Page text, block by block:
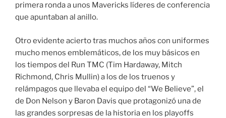
primera ronda a unos Mavericks líderes de conferencia
que apuntaban al anillo.
Otro evidente acierto tras muchos años con uniformes
mucho menos emblemáticos, de los muy básicos en
los tiempos del Run TMC (Tim Hardaway, Mitch
Richmond, Chris Mullin) a los de los truenos y
relámpagos que llevaba el equipo del “We Believe”, el
de Don Nelson y Baron Davis que protagonizó una de
las grandes sorpresas de la historia en los playoffs